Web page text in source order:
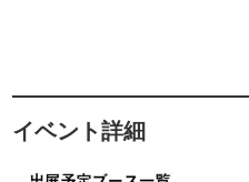
イベント詳細